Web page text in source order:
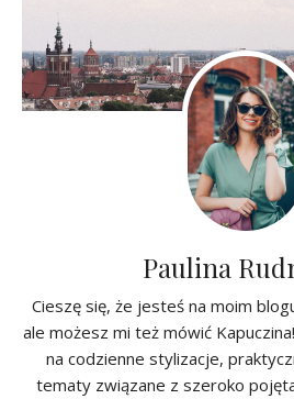
Paulina
Cieszę się, że jesteś na moim
ale możesz mi też mówić
na codzienne stylizacje,
tematy związane z szeroko